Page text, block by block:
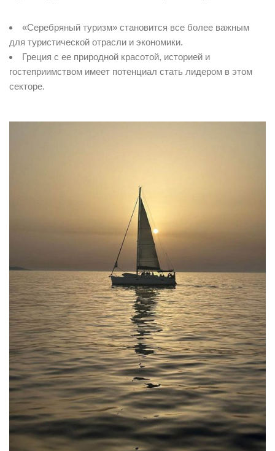
«Серебряный туризм» становится все более важным
для туристической отрасли и экономики.
Греция с ее природной красотой, историей и
гостеприимством имеет потенциал стать лидером в этом
секторе.